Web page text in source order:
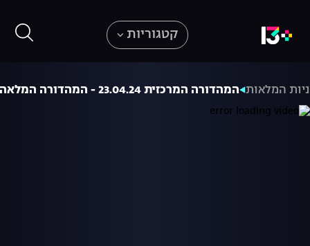
קטגוריות
המלאות המהדורה המרכזית 23.04.24 - המהדורה המלאה